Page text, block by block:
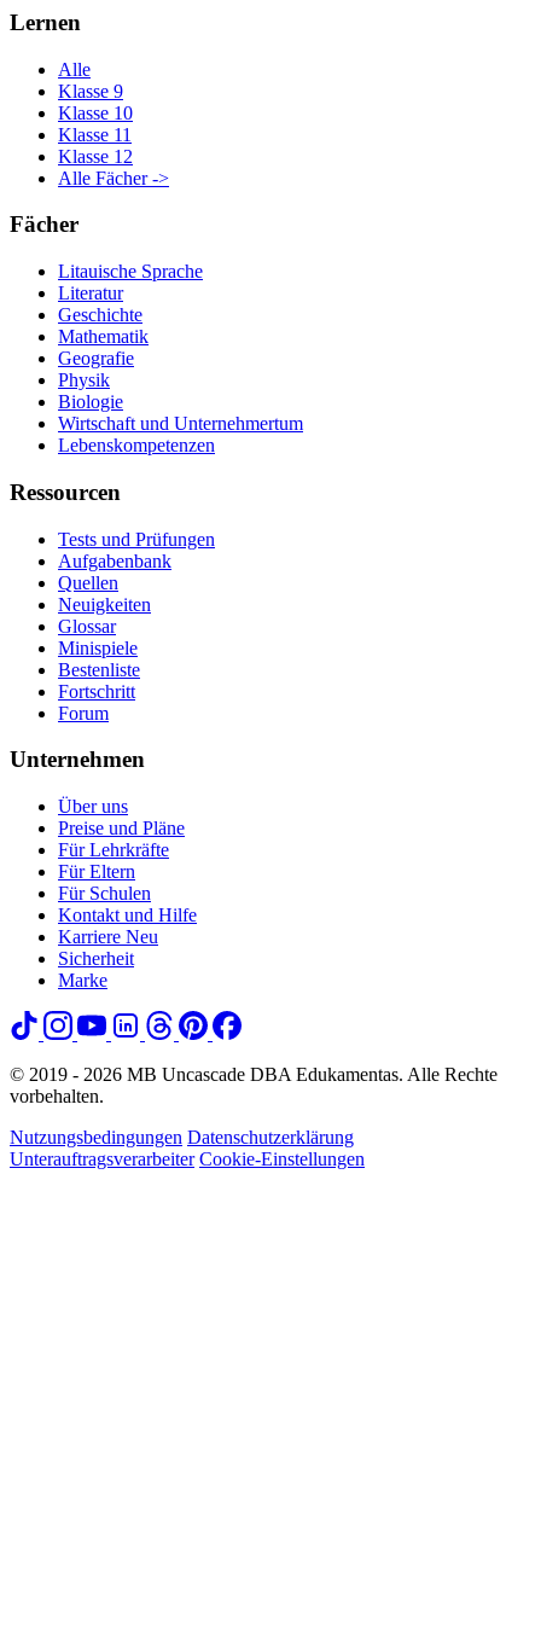
Lernen
Alle
Klasse 9
Klasse 10
Klasse 11
Klasse 12
Alle Fächer ->
Fächer
Litauische Sprache
Literatur
Geschichte
Mathematik
Geografie
Physik
Biologie
Wirtschaft und Unternehmertum
Lebenskompetenzen
Ressourcen
Tests und Prüfungen
Aufgabenbank
Quellen
Neuigkeiten
Glossar
Minispiele
Bestenliste
Fortschritt
Forum
Unternehmen
Über uns
Preise und Pläne
Für Lehrkräfte
Für Eltern
Für Schulen
Kontakt und Hilfe
Karriere Neu
Sicherheit
Marke
© 2019 - 2026 MB Uncascade DBA Edukamentas. Alle Rechte
vorbehalten.
Nutzungsbedingungen Datenschutzerklärung
Unterauftragsverarbeiter Cookie-Einstellungen